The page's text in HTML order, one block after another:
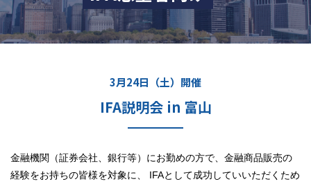
3月24日（土）開催
IFA説明会 in 富山
金融機関（証券会社、銀行等）にお勤めの方で、金融商品販売の
経験をお持ちの皆様を対象に、
IFAとして成功していいただくため